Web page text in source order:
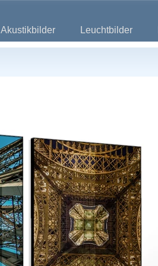
Akustikbilder Leuchtbilder